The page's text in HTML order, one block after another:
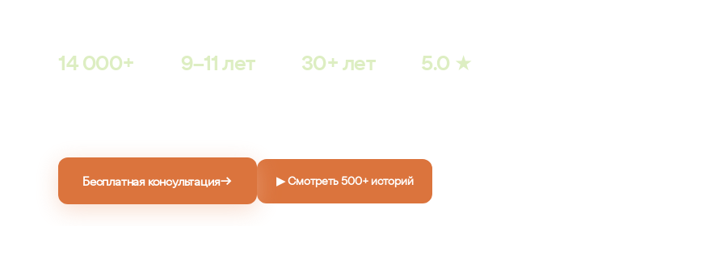
14 000+ 9–11 лет 30+ лет 5.0 ★
Бесплатная консультация→ ▶ Смотреть 500+ историй